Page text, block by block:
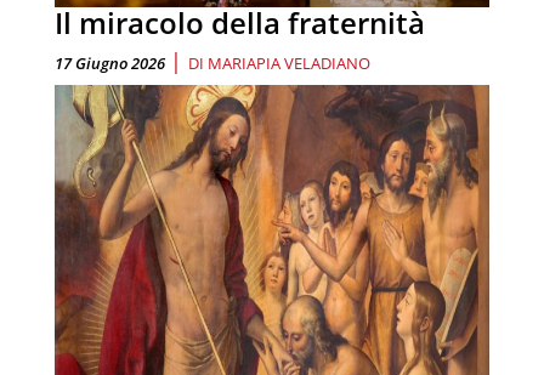
Il miracolo della fraternità
17 Giugno 2026 | DI MARIAPIA VELADIANO